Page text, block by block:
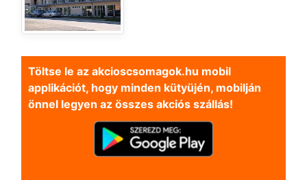
Töltse le az akcioscsomagok.hu mobil
applikációt, hogy minden kütyüjén, mobilján
önnel legyen az összes akciós szállás!